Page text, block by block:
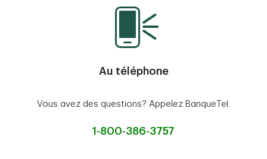
Au téléphone
Vous avez des questions? Appelez BanqueTel.
1-800-386-3757